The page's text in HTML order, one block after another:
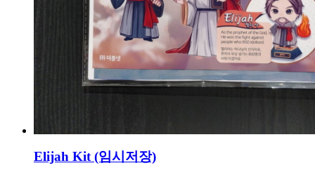
Elijah Kit (임시저장)